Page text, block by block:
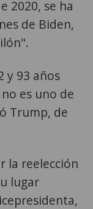
2020, se ha
de Biden,
y 93 años
es uno de
Trump, de
la reelección
lugar